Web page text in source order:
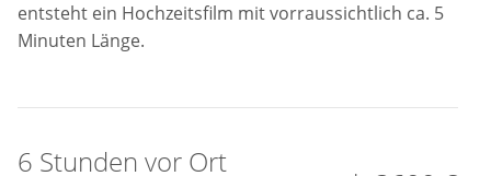
entsteht ein Hochzeitsfilm mit vorraussichtlich ca. 5
Minuten Länge.
6 Stunden vor Ort